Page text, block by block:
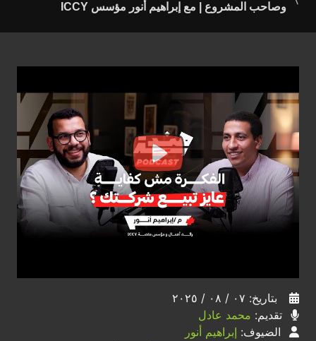
وصاحب المشروع | مع إبراهيم أنور مؤسس ICCY
بتاريخ: ٠٧ / ٠٨ / ٢٠٢٥
تقديم: محمد عادل
الضيوف: إبراهيم أنور